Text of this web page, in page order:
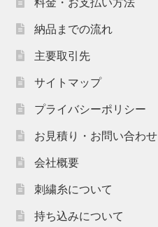
納品までの流れ
主要取引先
サイトマップ
プライバシーポリシー
お見積り・お問い合わせ
会社概要
刺繍糸について
持ち込みについて